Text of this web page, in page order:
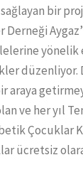
bir
yönelik
düzenliyor.
araya
ve her yıl
Çocuklar
ücretsiz